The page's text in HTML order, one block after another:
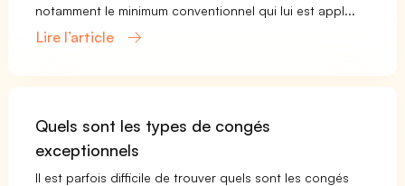
notamment le minimum conventionnel qui lui est appl...
Lire l’article
Quels sont les types de congés
exceptionnels
Il est parfois difficile de trouver quels sont les congés